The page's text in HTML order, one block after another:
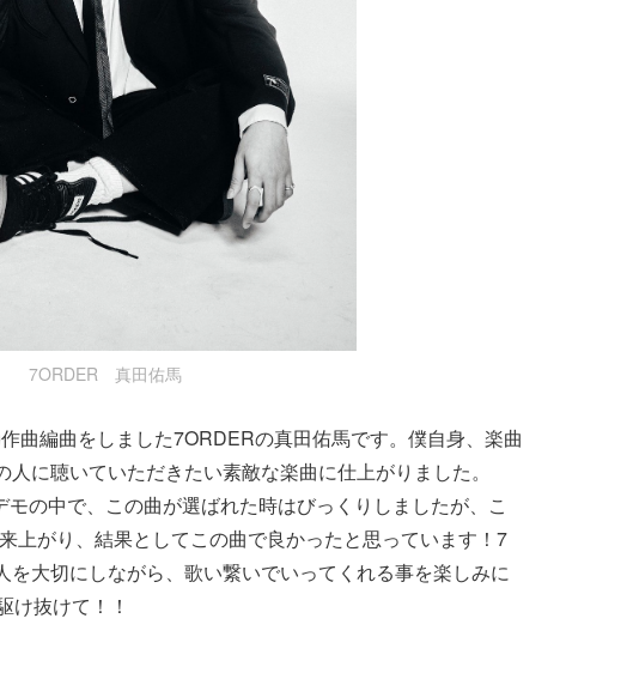
7ORDER 真田佑馬
曲編曲をしました7ORDERの真田佑馬です。僕自身、楽曲
に聴いていただきたい素敵な楽曲に仕上がりました。
の中で、この曲が選ばれた時はびっくりしましたが、こ
上がり、結果としてこの曲で良かったと思っています！7
を大切にしながら、歌い繋いでいってくれる事を楽しみに
け抜けて！！